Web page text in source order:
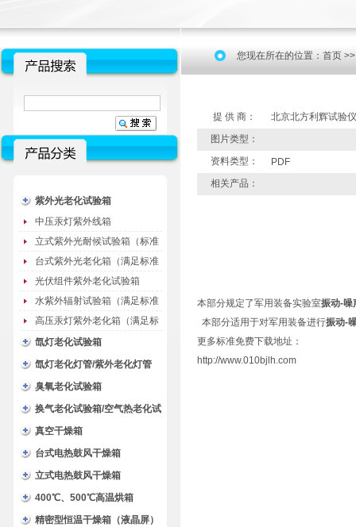
紫外光老化试验箱
中压汞灯紫外线箱
立式紫外光耐候试验箱（标准
型）
台式紫外光老化箱（满足标准
GB/T16776）
光伏组件紫外老化试验箱
水紫外辐射试验箱（满足标准
JC485-1992）
高压汞灯紫外老化箱（满足标
准GB/T16777）
氙灯老化试验箱
氙灯老化灯管/紫外老化灯管
（耗材）
臭氧老化试验箱
换气老化试验箱/空气热老化试
验箱
真空干燥箱
台式电热鼓风干燥箱
立式电热鼓风干燥箱
400℃、500℃高温烘箱
精密型恒温干燥箱（液晶屏）
您现在所在的位置： 首页
提 供 商：
北京北方利辉试验
图片类型：
资料类型：
PDF
相关产品：
本部分规定了军用装备实验室振动-噪
本部分适用于对军用装备进行振动-
更多标准免费下载地址：
http://www.010bjlh.com